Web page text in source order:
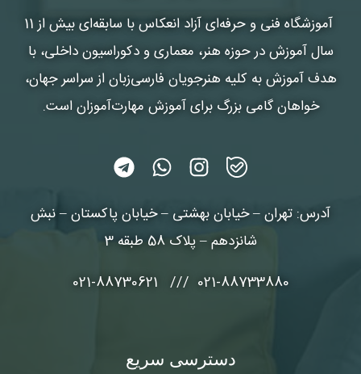
آموزشگاه فنی و حرفه‌ای آزاد انعکاس
با سابقه‌ای بیش از 11
سال آموزش در حوزه هنر، معماری و دکوراسیون داخلی، با
هدف آموزش به کلیه هنرجویان فارسی‌زبان از سراسر جهان،
خواهان گامی بزرگ برای آموزش مهارت‌آموزان است.
آدرس: تهران – خیابان بهشتی – خیابان پاکستان – نبش
شانزدهم – پلاک 58 طبقه 3
021-88733880 /// 021-88730621
دسترسی سریع
شماره واتس‌اپ :